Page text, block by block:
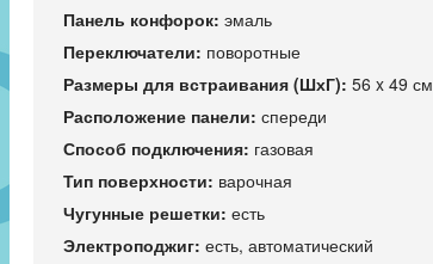
Панель конфорок: эмаль
Переключатели: поворотные
Размеры для встраивания (ШхГ): 56 x 49 см
Расположение панели: спереди
Способ подключения: газовая
Тип поверхности: варочная
Чугунные решетки: есть
Электроподжиг: есть, автоматический